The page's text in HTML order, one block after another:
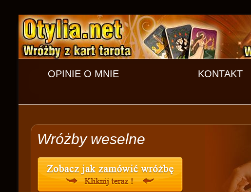
OPINIE O MNIE KONTAKT
Wróżby weselne